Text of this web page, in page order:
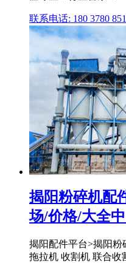
联系电话: 180 3780
揭阳粉碎机配
场/价格/大全
揭阳配件平台>揭阳粉
拖拉机 收割机 联合收